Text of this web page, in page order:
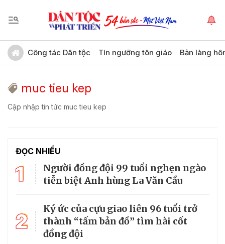
Công tác Dân tộc Tín ngưỡng tôn giáo Bản làng
muc tieu kep
Cập nhập tin tức muc tieu kep
ĐỌC NHIỀU
1
Người đồng đội 99 tuổi nghẹn ngào
tiễn biệt Anh hùng La Văn Cầu
2
Ký ức của cựu giao liên 96 tuổi trở
thành “tấm bản đồ” tìm hài cốt
đồng đội